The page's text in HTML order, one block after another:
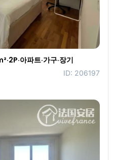
아파트·가구·장기
ID: 206197